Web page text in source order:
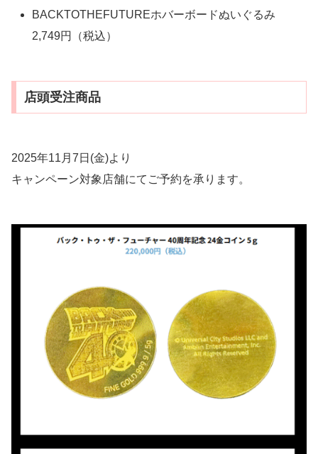
BACKTOTHEFUTUREホバーボードぬいぐるみ
2,749円（税込）
店頭受注商品
2025年11月7日(金)より
キャンペーン対象店舗にてご予約を承ります。